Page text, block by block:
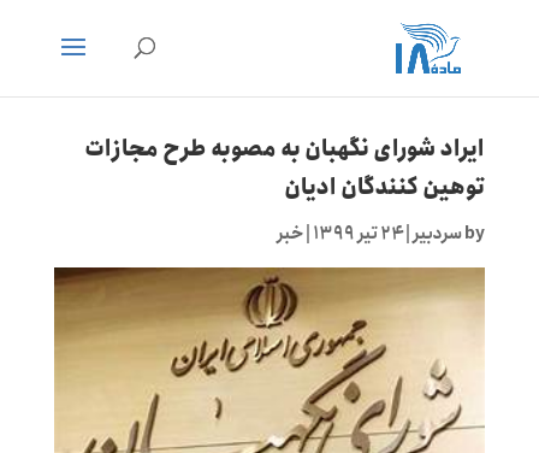
ایراد شورای نگهبان به مصوبه طرح مجازات
توهین کنندگان ادیان
byسردبیر|۲۴ تیر ۱۳۹۹ خبر